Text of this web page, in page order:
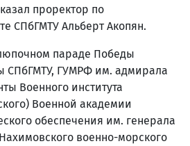
проректор по
СПбГМТУ Альберт Акопян.
параде Победы
СПбГМТУ, ГУМРФ им. адмирала
Военного института
Военной академии
обеспечения им. генерала
военно-морского